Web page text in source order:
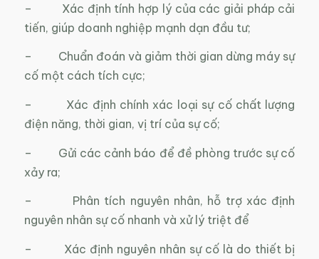
– Xác định tính hợp lý của các giải pháp cải
tiến, giúp doanh nghiệp mạnh dạn đầu tư;
– Chuẩn đoán và giảm thời gian dừng máy sự
cố một cách tích cực;
– Xác định chính xác loại sự cố chất lượng
điện năng, thời gian, vị trí của sự cố;
– Gửi các cảnh báo để đề phòng trước sự cố
xảy ra;
– Phân tích nguyên nhân, hỗ trợ xác định
nguyên nhân sự cố nhanh và xử lý triệt để
– Xác định nguyên nhân sự cố là do thiết bị